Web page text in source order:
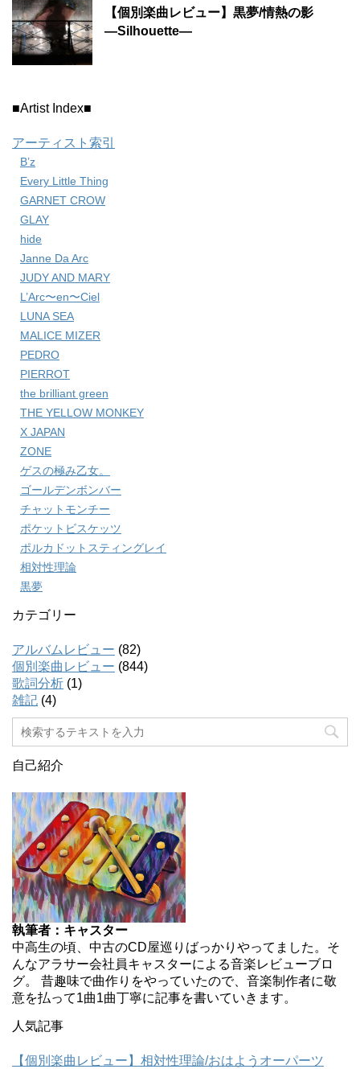
【個別楽曲レビュー】黒夢/情熱の影
―Silhouette―
■Artist Index■
アーティスト索引
B’z
Every Little Thing
GARNET CROW
GLAY
hide
Janne Da Arc
JUDY AND MARY
L’Arc〜en〜Ciel
LUNA SEA
MALICE MIZER
PEDRO
PIERROT
the brilliant green
THE YELLOW MONKEY
X JAPAN
ZONE
ゲスの極み乙女。
ゴールデンボンバー
チャットモンチー
ポケットビスケッツ
ポルカドットスティングレイ
相対性理論
黒夢
カテゴリー
アルバムレビュー (82)
個別楽曲レビュー (844)
歌詞分析 (1)
雑記 (4)
自己紹介
執筆者：キャスター
中高生の頃、中古のCD屋巡りばっかりやってました。そ
んなアラサー会社員キャスターによる音楽レビューブロ
グ。 昔趣味で曲作りをやっていたので、音楽制作者に敬
意を払って1曲1曲丁寧に記事を書いていきます。
人気記事
【個別楽曲レビュー】相対性理論/おはようオーパーツ